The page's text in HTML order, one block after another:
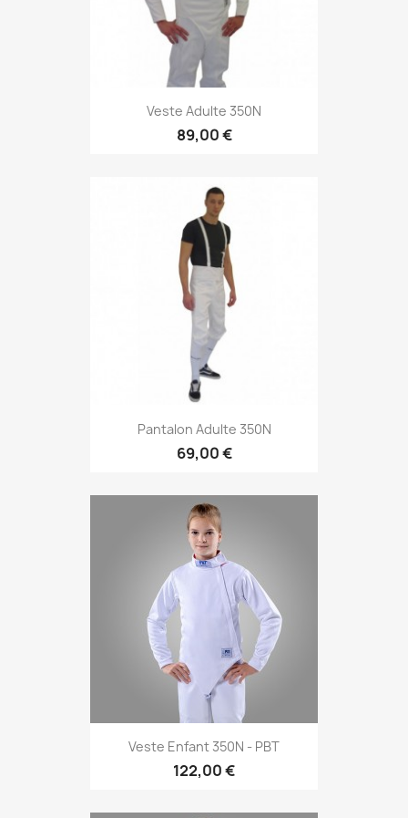
Veste Adulte 350N
89,00 €
Pantalon Adulte 350N
69,00 €
Veste Enfant 350N - PBT
122,00 €